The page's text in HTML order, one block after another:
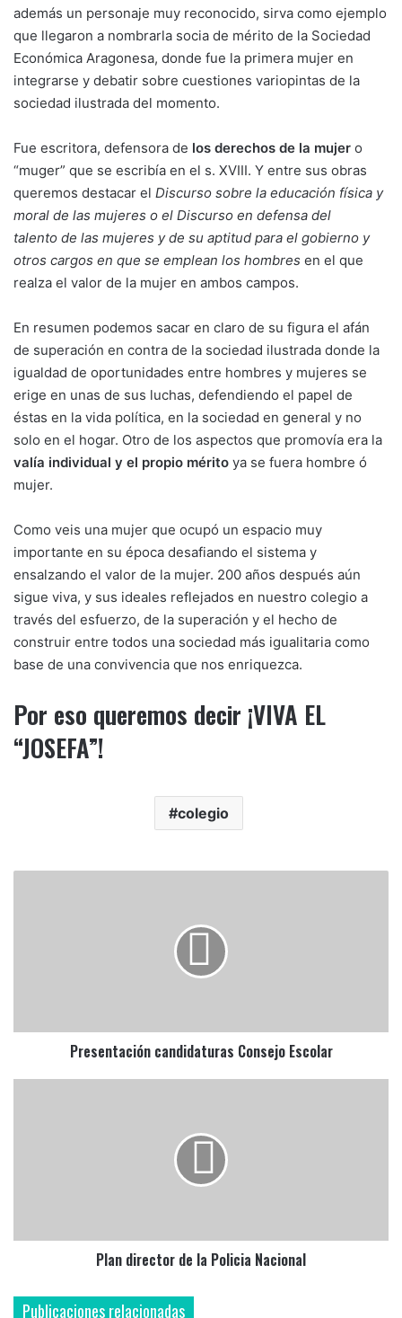
además un personaje muy reconocido, sirva como ejemplo
que llegaron a nombrarla socia de mérito de la Sociedad
Económica Aragonesa, donde fue la primera mujer en
integrarse y debatir sobre cuestiones variopintas de la
sociedad ilustrada del momento.
Fue escritora, defensora de los derechos de la mujer o
“muger” que se escribía en el s. XVIII. Y entre sus obras
queremos destacar el Discurso sobre la educación física y
moral de las mujeres o el Discurso en defensa del
talento de las mujeres y de su aptitud para el gobierno y
otros cargos en que se emplean los hombres en el que
realza el valor de la mujer en ambos campos.
En resumen podemos sacar en claro de su figura el afán
de superación en contra de la sociedad ilustrada donde la
igualdad de oportunidades entre hombres y mujeres se
erige en unas de sus luchas, defendiendo el papel de
éstas en la vida política, en la sociedad en general y no
solo en el hogar. Otro de los aspectos que promovía era la
valía individual y el propio mérito ya se fuera hombre ó
mujer.
Como veis una mujer que ocupó un espacio muy
importante en su época desafiando el sistema y
ensalzando el valor de la mujer. 200 años después aún
sigue viva, y sus ideales reflejados en nuestro colegio a
través del esfuerzo, de la superación y el hecho de
construir entre todos una sociedad más igualitaria como
base de una convivencia que nos enriquezca.
Por eso queremos decir ¡VIVA EL
“JOSEFA”!
colegio
Presentación candidaturas Consejo Escolar
Plan director de la Policia Nacional
Publicaciones relacionadas